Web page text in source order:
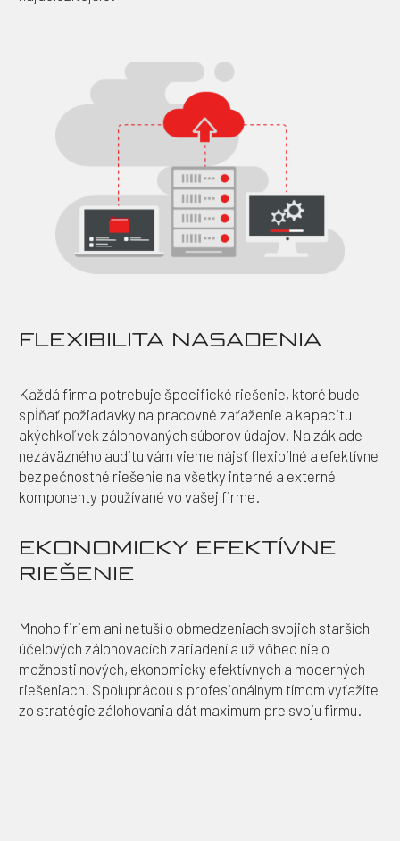
FLEXIBILITA NASADENIA
Každá firma potrebuje špecifické riešenie, ktoré bude
spĺňať požiadavky na pracovné zaťaženie a kapacitu
akýchkoľvek zálohovaných súborov údajov. Na základe
nezáväzného auditu vám vieme nájsť flexibilné a efektívne
bezpečnostné riešenie na všetky interné a externé
komponenty používané vo vašej firme.
EKONOMICKY EFEKTÍVNE
RIEŠENIE
Mnoho firiem ani netuší o obmedzeniach svojich starších
účelových zálohovacích zariadení a už vôbec nie o
možnosti nových, ekonomicky efektívnych a moderných
riešeniach. Spoluprácou s profesionálnym tímom vyťažíte
zo stratégie zálohovania dát maximum pre svoju firmu.